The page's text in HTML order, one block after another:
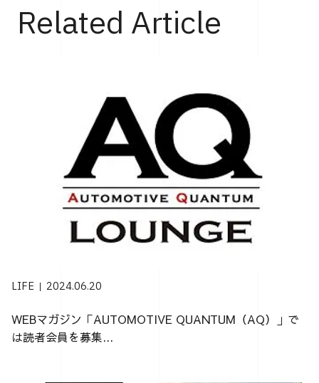
Related Article
LIFE 2024.06.20
WEBマガジン「AUTOMOTIVE QUANTUM（AQ）」で
は読者会員を募集...